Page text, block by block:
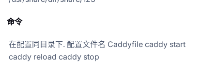
命令
在配置同目录下. 配置文件名 Caddyfile caddy start
caddy reload caddy stop